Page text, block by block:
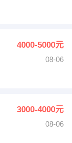
4000-5000元
08-06
3000-4000元
08-06